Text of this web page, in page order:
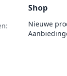
Shop
Nieuwe